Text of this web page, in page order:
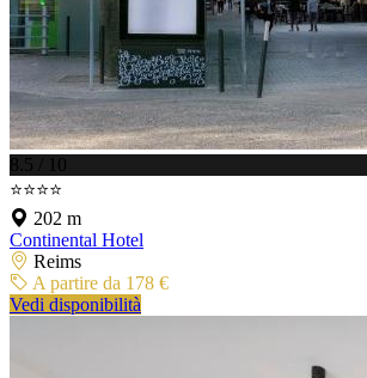
8.5 / 10
⭐⭐⭐⭐
202 m
Continental Hotel
Reims
A partire da 178 €
Vedi disponibilità